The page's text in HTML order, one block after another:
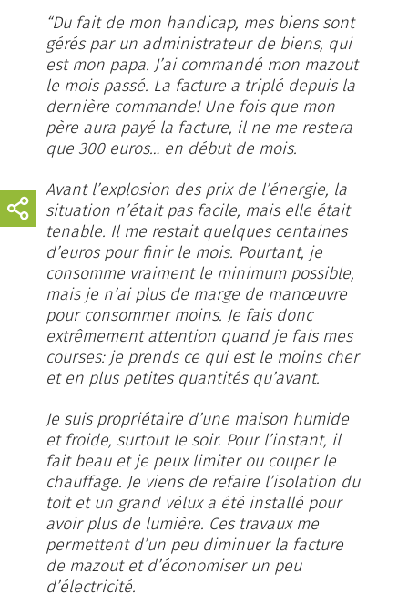
“Du fait de mon handicap, mes biens sont
gérés par un administrateur de biens, qui
est mon papa. J’ai commandé mon mazout
le mois passé. La facture a triplé depuis la
dernière commande! Une fois que mon
père aura payé la facture, il ne me restera
que 300 euros… en début de mois.
Avant l’explosion des prix de l’énergie, la
situation n’était pas facile, mais elle était
tenable. Il me restait quelques centaines
d’euros pour finir le mois. Pourtant, je
consomme vraiment le minimum possible,
mais je n’ai plus de marge de manœuvre
pour consommer moins. Je fais donc
extrêmement attention quand je fais mes
courses: je prends ce qui est le moins cher
et en plus petites quantités qu’avant.
Je suis propriétaire d’une maison humide
et froide, surtout le soir. Pour l’instant, il
fait beau et je peux limiter ou couper le
chauffage. Je viens de refaire l’isolation du
toit et un grand vélux a été installé pour
avoir plus de lumière. Ces travaux me
permettent d’un peu diminuer la facture
de mazout et d’économiser un peu
d’électricité.